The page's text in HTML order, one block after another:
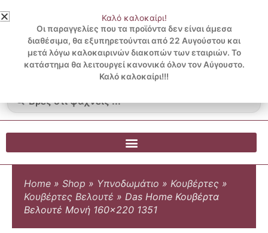
στο
περιεχόμενο
3 ΔΟΣΕΙΣ ΧΩΡΙΣ ΠΙΣΤΩΤΙΚΗ ΜΕ KLARNA
...
Λογαριασμός
Blog
0.00€
0
Cart
Home » Shop » Υπνοδωμάτιο » Κουβέρτες »
Κουβέρτες Βελουτέ » Das Home Κουβέρτα
Βελουτέ Μονή 160×220 1351
Καλό καλοκαίρι!
Οι παραγγελίες που τα προϊόντα δεν είναι άμεσα
διαθέσιμα, θα εξυπηρετούνται από 22 Αυγούστου και
μετά λόγω καλοκαιρινών διακοπών των εταιριών. Το
κατάστημα θα λειτουργεί κανονικά όλον τον Αύγουστο.
Καλό καλοκαίρι!!!